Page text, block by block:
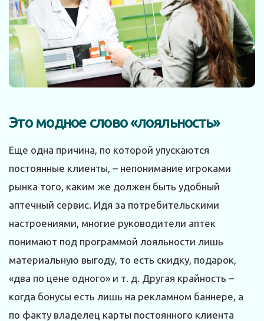
Это модное слово «лояльность»
Еще одна причина, по которой упускаются
постоянные клиенты, – непонимание игроками
рынка того, каким же должен быть удобный
аптечный сервис. Идя за потребительскими
настроениями, многие руководители аптек
понимают под программой лояльности лишь
материальную выгоду, то есть скидку, подарок,
«два по цене одного» и т. д. Другая крайность –
когда бонусы есть лишь на рекламном баннере, а
по факту владелец карты постоянного клиента